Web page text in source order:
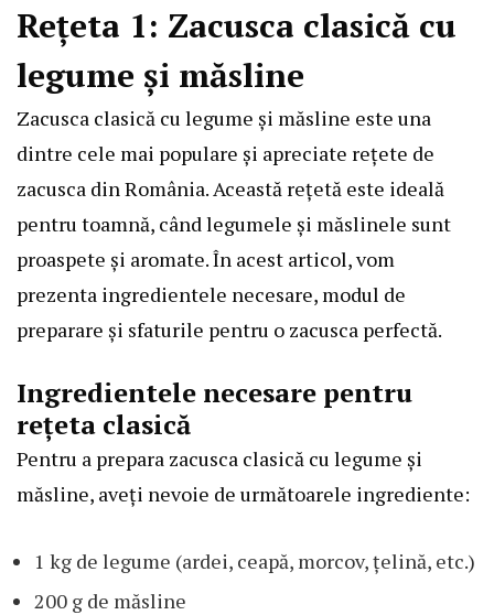
Rețeta 1: Zacusca clasică cu
legume și măsline
Zacusca clasică cu legume și măsline este una
dintre cele mai populare și apreciate rețete de
zacusca din România. Această rețetă este ideală
pentru toamnă, când legumele și măslinele sunt
proaspete și aromate. În acest articol, vom
prezenta ingredientele necesare, modul de
preparare și sfaturile pentru o zacusca perfectă.
Ingredientele necesare pentru
rețeta clasică
Pentru a prepara zacusca clasică cu legume și
măsline, aveți nevoie de următoarele ingrediente:
1 kg de legume (ardei, ceapă, morcov, țelină, etc.)
200 g de măsline